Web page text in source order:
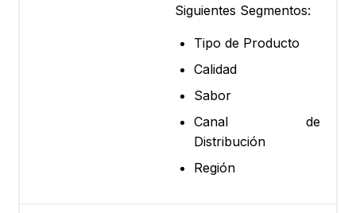
Siguientes Segmentos:
Tipo de Producto
Calidad
Sabor
Canal de
Distribución
Región